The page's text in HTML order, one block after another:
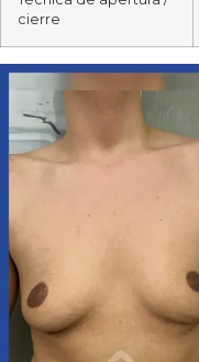
cierre